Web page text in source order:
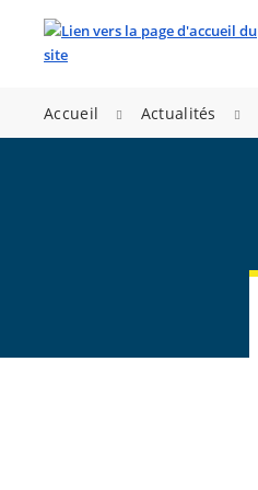
Accueil Actualités